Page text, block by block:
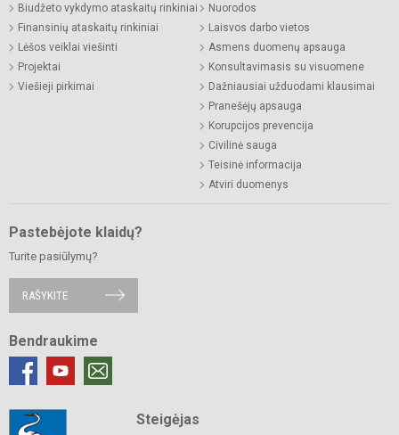
Biudžeto vykdymo ataskaitų rinkiniai
Finansinių ataskaitų rinkiniai
Lėšos veiklai viešinti
Projektai
Viešieji pirkimai
Nuorodos
Laisvos darbo vietos
Asmens duomenų apsauga
Konsultavimasis su visuomene
Dažniausiai užduodami klausimai
Pranešėjų apsauga
Korupcijos prevencija
Civilinė sauga
Teisinė informacija
Atviri duomenys
Pastebėjote klaidų?
Turite pasiūlymų?
RAŠYKITE
Bendraukime
Steigėjas